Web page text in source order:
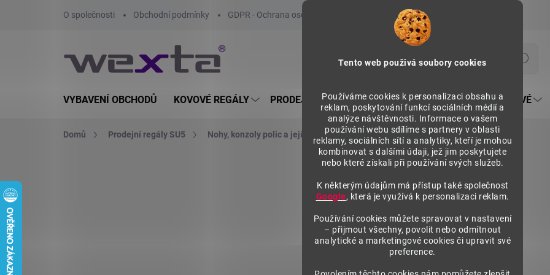
Tento web použivá soubory cookies
Používáme cookies k personalizaci obsahu a
reklam, poskytování funkcí sociálních médií a
analýze návštěvnosti. Informace o vašem
používání webu sdílíme s partnery v oblasti
reklamy, sociálních sítí a analytiky, kteří je mohou
kombinovat s dalšími údaji, jež jim poskytujete
nebo které získali při používání svých služeb.
K některým údajům má přístup také společnost
Google, která je využívá k personalizaci reklam.
Používání cookies můžete spravovat v nastavení
– přijmout všechny, povolit nebo odmítnout
analytické a marketingové cookies či upravit své
preference.
O společnosti Obchodní podmínky GDPR - Ochrana osobních údajů Prohlášení o používání COOKIES
Hledat
VYBAVENÍ OBCHODŮ KOVOVÉ REGÁLY PRODEJNÍ REGÁLY SU5 PULTY PRODEJNÍ SEKTOROVÉ
Domů Prodejní regály SU5 Nohy, konzoly polic a jejích příslušenství Nohy (výplně)